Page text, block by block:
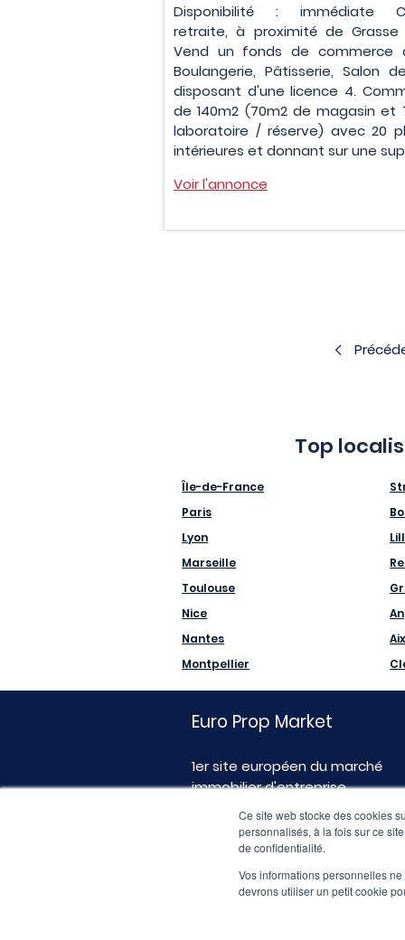
Ce site web stocke des cookies
personnalisés, à la fois sur ce
de confidentialité.
Vos informations personnelles
devrons utiliser un petit cookie
Disponibilité : immédiate
retraite, à proximité de
Vend un fonds de commerce
Boulangerie, Pâtisserie, Salon
disposant d'une licence 4.
de 140m2 (70m2 de magasin et
laboratoire / réserve) avec 20
intérieures et donnant sur une
Voir l'annonce
Top
Île-de-France
Paris
Lyon
Marseille
Toulouse
Nice
Nantes
Montpellier
Euro Prop Market
1er site européen du marché
immobilier d'entreprise